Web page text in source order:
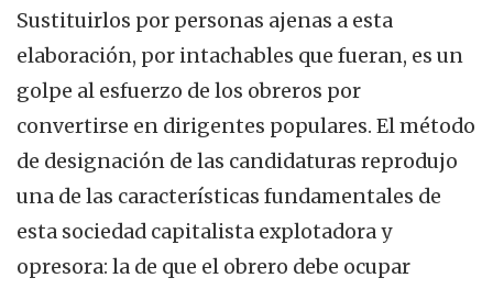
Sustituirlos por personas ajenas a esta
elaboración, por intachables que fueran, es un
golpe al esfuerzo de los obreros por
convertirse en dirigentes populares. El método
de designación de las candidaturas reprodujo
una de las características fundamentales de
esta sociedad capitalista explotadora y
opresora: la de que el obrero debe ocupar